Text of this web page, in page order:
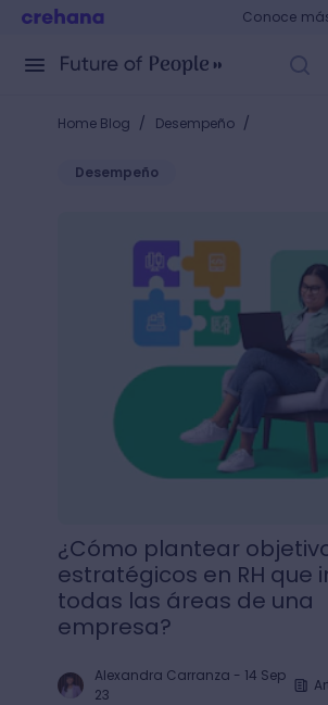
Conoce
Home Blog / Desempeño /
Desempeño
¿Cómo plantear
estratégicos en RH que
todas las áreas de una
empresa?
Alexandra Carranza - 14 Sep
23